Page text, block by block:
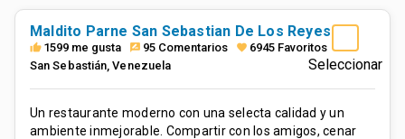
Seleccionar
Maldito Parne San Sebastian De Los Reyes
thumb_up 1599 me gusta rate_review 95 Comentarios favorite 6945 Favoritos
San Sebastián ,Venezuela
Un restaurante moderno con una selecta calidad y un
ambiente inmejorable. Compartir con los amigos, cenar